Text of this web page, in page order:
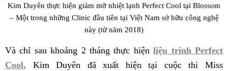
Kim Duyên thực hiện giảm mỡ nhiệt lạnh Perfect Cool tại Blossom
– Một trong những Clinic đầu tiên tại Việt Nam sở hữu công nghệ
này (từ năm 2018)
Và chỉ sau khoảng 2 tháng thực hiệnliệu trình Perfect
Cool,
Kim Duyên đã xuất hiện tại cuộc thi Miss